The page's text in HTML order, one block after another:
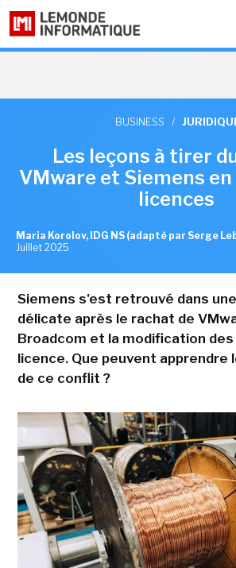
BUSINESS /
Les leçons à tirer
VMware et Siemens
licences
Maria Korolov, IDG NS (adapté par Serge
Juillet 2025
Siemens s'est retrouvé dans
délicate après le rachat de
Broadcom et la modification
licence. Que peuvent apprendre
de ce conflit ?